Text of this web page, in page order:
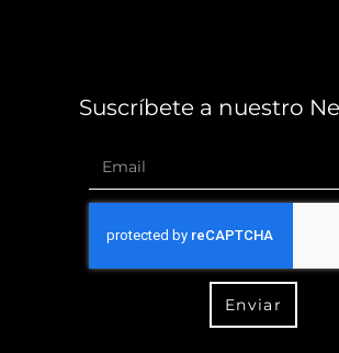
Suscríbete a nuestro
Enviar